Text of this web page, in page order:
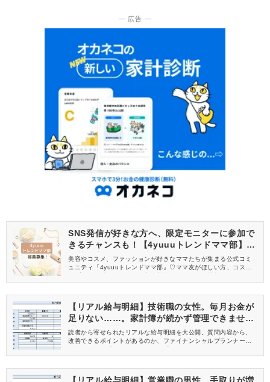
― 広告 ―
SNS発信が好きな方へ、限定モニターに参加で
きるチャンスも！【4yuuuトレンドママ部】部
員募集中
美容やコスメ、ファッションが好きなママたちが集まる公式コミ
ュニティ『4yuuuトレンドママ部』♡ママ友がほしい方、コスメサ
信してくれる方を募集しています！
【リアル給与明細】技術職の女性。毎月お金が
足りない……。家計簿が続かず管理できません
【FPが解説】
読者から寄せられたリアルな給与明細を大公開。質問内容から、
改善できるポイントがあるのか、ファイナンシャルプランナーが